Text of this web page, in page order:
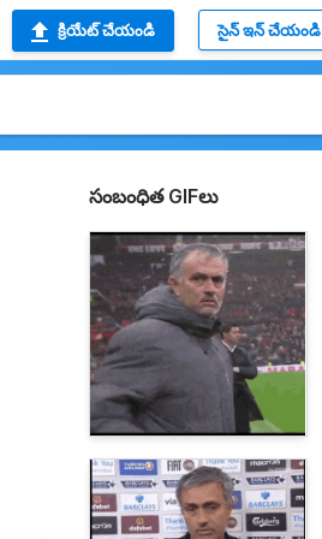
క్రియేట్ చేయండి సైన్ ఇన్ చేయండి
సంబంధిత GIFలు